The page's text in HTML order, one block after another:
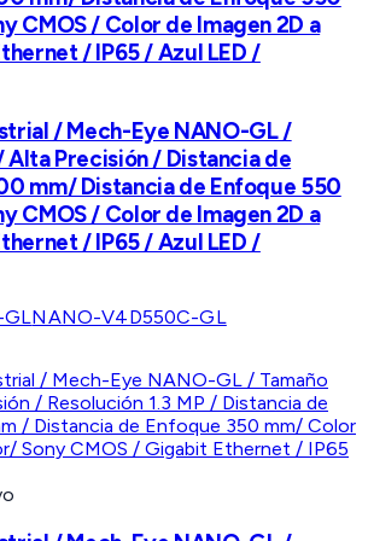
CMOS / Color de Imagen 2D a
/ IP65 / Azul LED /
/ Mech-Eye NANO-GL /
Alta Precisión / Distancia de
mm/ Distancia de Enfoque 550
CMOS / Color de Imagen 2D a
/ IP65 / Azul LED /
NANO-V4D550C-GL